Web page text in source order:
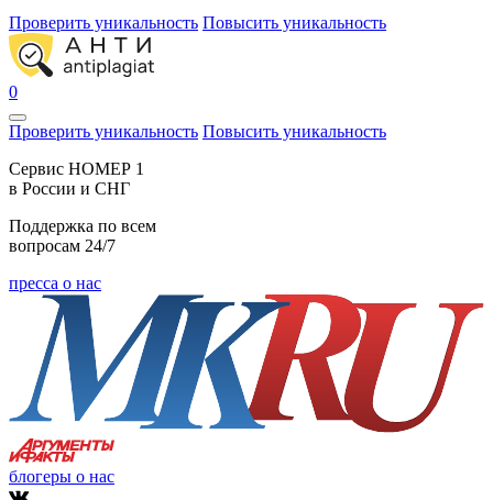
Проверить уникальность Повысить уникальность
0
Проверить уникальность Повысить уникальность
Cервис НОМЕР 1
в России и СНГ
Поддержка по всем
вопросам 24/7
пресса о нас
блогеры о нас